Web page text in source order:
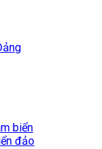
biển
đảo